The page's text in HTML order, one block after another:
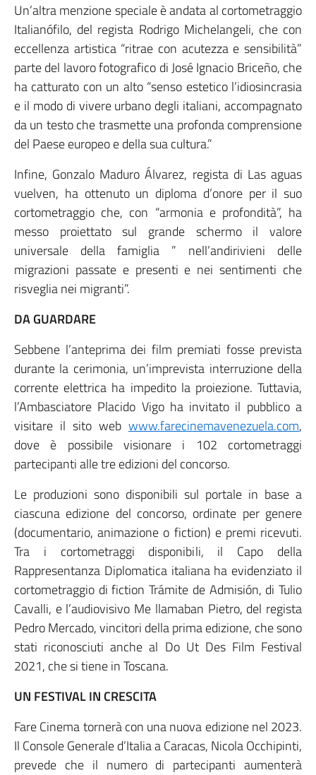
Un’altra menzione speciale è andata al cortometraggio
Italianófilo, del regista Rodrigo Michelangeli, che con
eccellenza artistica “ritrae con acutezza e sensibilità”
parte del lavoro fotografico di José Ignacio Briceño, che
ha catturato con un alto “senso estetico l’idiosincrasia
e il modo di vivere urbano degli italiani, accompagnato
da un testo che trasmette una profonda comprensione
del Paese europeo e della sua cultura.”
Infine, Gonzalo Maduro Álvarez, regista di Las aguas
vuelven, ha ottenuto un diploma d’onore per il suo
cortometraggio che, con “armonia e profondità”, ha
messo proiettato sul grande schermo il valore
universale della famiglia ” nell’andirivieni delle
migrazioni passate e presenti e nei sentimenti che
risveglia nei migranti”.
DA GUARDARE
Sebbene l’anteprima dei film premiati fosse prevista
durante la cerimonia, un’imprevista interruzione della
corrente elettrica ha impedito la proiezione. Tuttavia,
l’Ambasciatore Placido Vigo ha invitato il pubblico a
visitare il sito web www.farecinemavenezuela.com,
dove è possibile visionare i 102 cortometraggi
partecipanti alle tre edizioni del concorso.
Le produzioni sono disponibili sul portale in base a
ciascuna edizione del concorso, ordinate per genere
(documentario, animazione o fiction) e premi ricevuti.
Tra i cortometraggi disponibili, il Capo della
Rappresentanza Diplomatica italiana ha evidenziato il
cortometraggio di fiction Trámite de Admisión, di Tulio
Cavalli, e l’audiovisivo Me llamaban Pietro, del regista
Pedro Mercado, vincitori della prima edizione, che sono
stati riconosciuti anche al Do Ut Des Film Festival
2021, che si tiene in Toscana.
UN FESTIVAL IN CRESCITA
Fare Cinema tornerà con una nuova edizione nel 2023.
Il Console Generale d’Italia a Caracas, Nicola Occhipinti,
prevede che il numero di partecipanti aumenterà